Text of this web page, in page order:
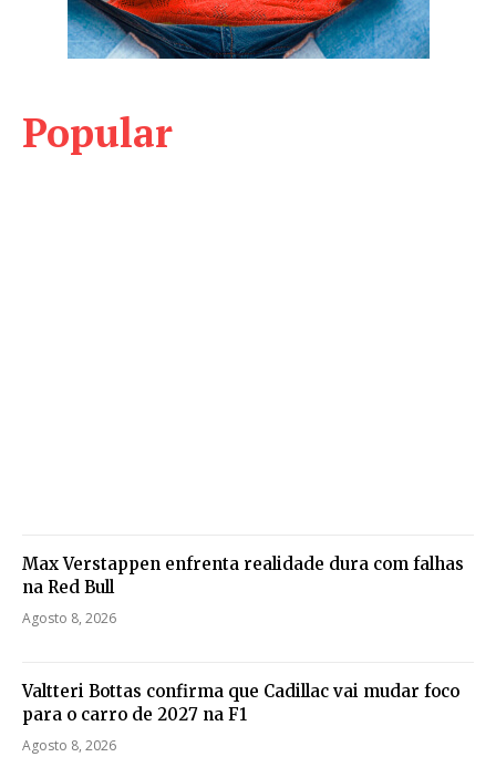
Popular
Max Verstappen enfrenta realidade dura com falhas
na Red Bull
Agosto 8, 2026
Valtteri Bottas confirma que Cadillac vai mudar foco
para o carro de 2027 na F1
Agosto 8, 2026